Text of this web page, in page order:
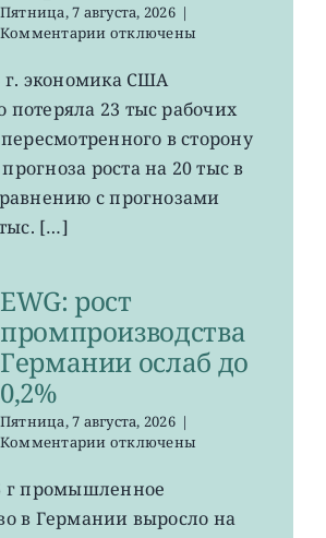
Пятница, 7 августа, 2026 |
Комментариик
VOO:
рабочих
мест
США
неожиданно
отключены
г. экономика США
23 тыс рабочих
в сторону
роста на 20 тыс в
с прогнозами
[…]
EWG: рост
промпроизводства
Германии ослаб до
0,2%
Пятница, 7 августа, 2026 |
Комментариик
EWG:
рост
промпроизводства
отключены
г промышленное
в Германии выросло на